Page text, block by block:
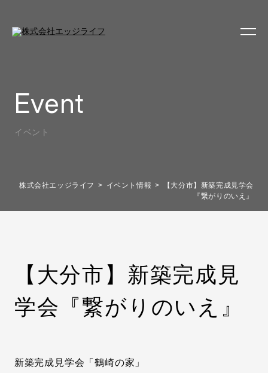
Event
イベント
株式会社エッジライフ イベント情報
【大分市】新築完成見学会
『繋がりのいえ』
【大分市】新築完成見
学会『繋がりのいえ』
新築完成見学会「鶴崎の家」